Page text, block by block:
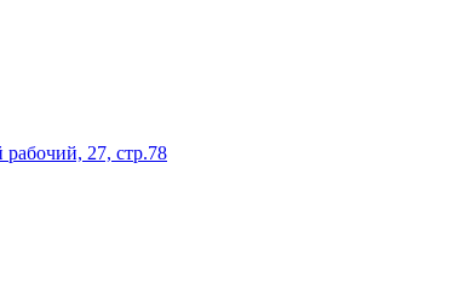
рабочий, 27, стр.78